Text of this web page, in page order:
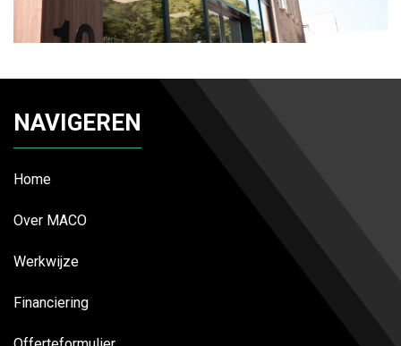
NAVIGEREN
Home
Over MACO
Werkwijze
Financiering